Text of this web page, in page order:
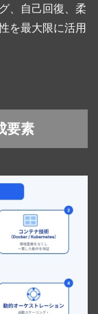
、自己回復、柔
を最大限に活用
要素